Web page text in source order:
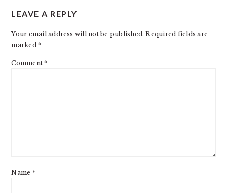
INTERACTIONS
LEAVE A REPLY
Your email address will not be published. Required fields are
marked*
Comment*
Name *